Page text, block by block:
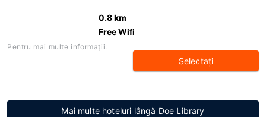
0.8 km
Free Wifi
Pentru mai multe informaţii:
Selectaţi
Mai multe hoteluri lângă Doe Library